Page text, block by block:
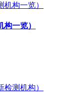
一览）